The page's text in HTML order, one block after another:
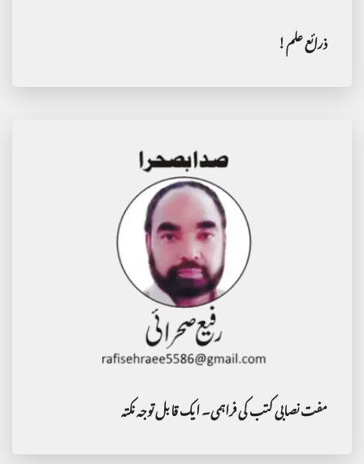
ذرائع علم!
مفت نصابی کتب کی فراہمی۔ ایک قابل توجہ نکتہ